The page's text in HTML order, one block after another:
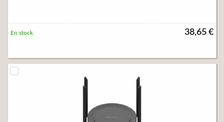
38,65 €
En stock